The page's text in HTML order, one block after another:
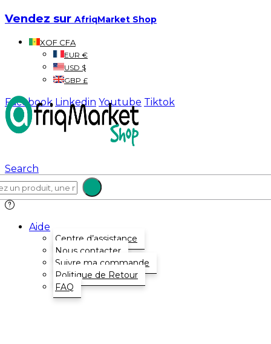
Vendez sur AfriqMarket Shop
XOF CFA
EUR €
USD $
GBP £
Facebook Linkedin Youtube Tiktok
Search
Aide
Centre d’assistance
Nous contacter
Suivre ma commande
Politique de Retour
FAQ